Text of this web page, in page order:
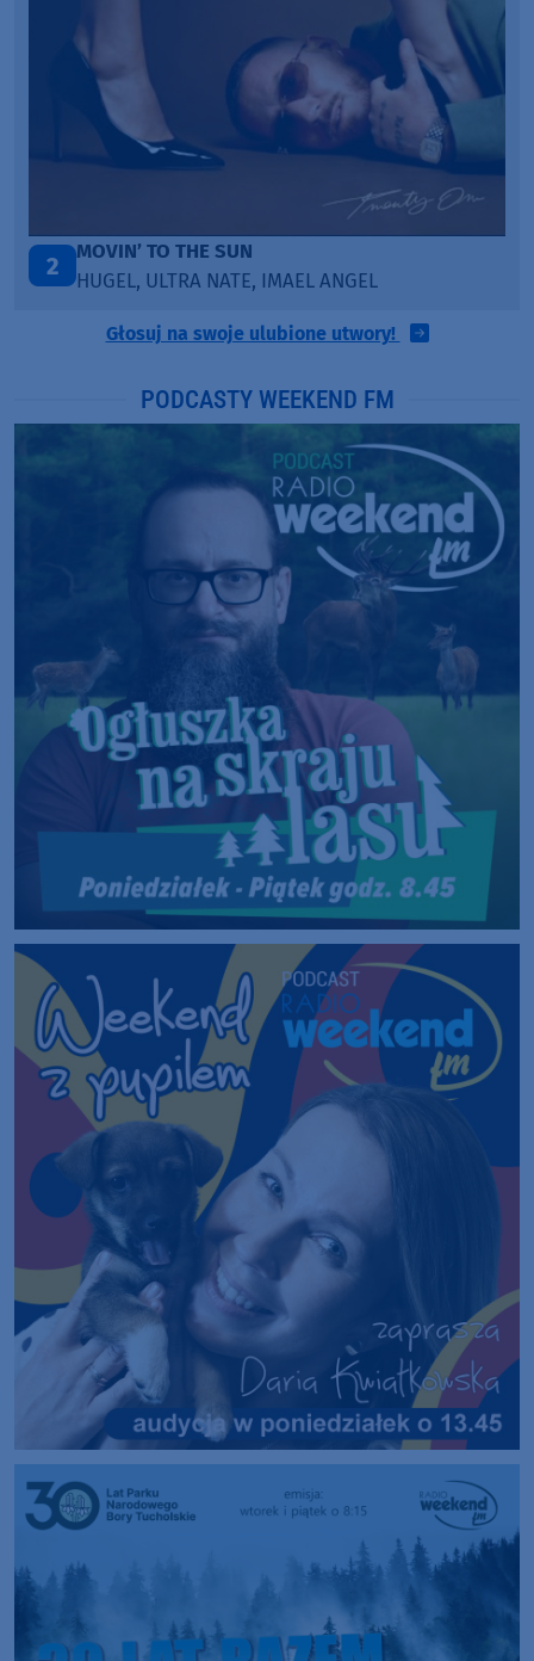
2
MOVIN’ TO THE SUN
HUGEL, ULTRA NATE, IMAEL ANGEL
Głosuj na swoje ulubione utwory!
PODCASTY WEEKEND FM